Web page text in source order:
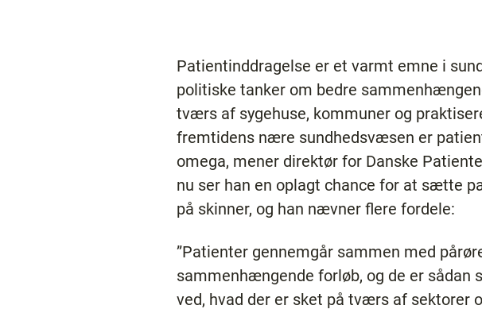
Patientinddragelse er et varmt emne i
politiske tanker om bedre
tværs af sygehuse, kommuner og
fremtidens nære sundhedsvæsen er
omega, mener direktør for Danske
nu ser han en oplagt chance for at sætte
på skinner, og han nævner flere fordele:
”Patienter gennemgår sammen med
sammenhængende forløb, og de er sådan
ved, hvad der er sket på tværs af sektorer